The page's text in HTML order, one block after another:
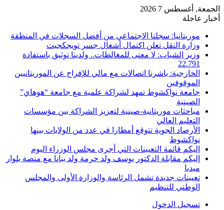
الجمعة, أغسطس 7 2026
أخبار عاجلة
موريتانيا: سجلنا الاجتماعي من أفضل السجلات في المنطقة
وزارة النقل تعلن اكتمال أشغال جسر تويجكجيت
وزير الشباب: لا معنى للمغالطات.. ولدينا توثيق باستفادة
22.791
الخارجية: باشرنا اتصالات مع مالي للإفراج عن الموريتانيين
الموقوفين
جامعة نواكشوط تمهد لشراكة علمية مع جامعة “هوهاي”
الصينية
مباحثات موريتانية-صينية لتعزيز الشراكة بين مؤسسات
التعليم العالي
الأرصاد الجوية تتوقع أمطارا في عدد من الولايات بينها
نواكشوط
إليكم قائمة التعيينات التي أجرى مجلس الوزراء اليوم
إليكم مقابلة الدكتور يوسف ولد حرمة ولد ببانا مع منصة بلوار
ميديا
تعيينات جديدة تشمل الرئاسة والوزارة الأولى والمجلس
الوطني للتنظيم
تسجيل الدخول